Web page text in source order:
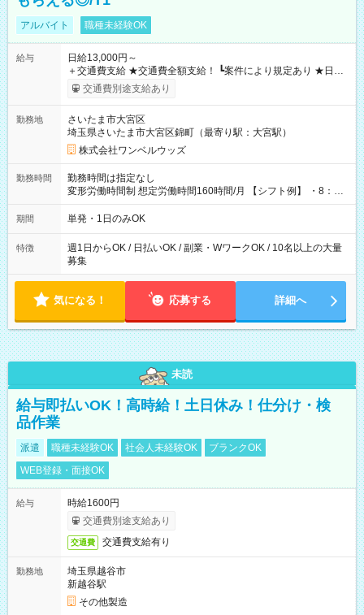
アルバイト 職種未経験OK
給与
日給13,000円～
＋交通費支給 ★交通費全額支給！ ┗案件により規定あり ★日払
いOK！（規定あり） ┗働いたその日に現金GET♪ お仕事後はコ
ンビニATMから 日払い分を引き落とせます！ 【試用期間】試
交通費別途支給あり
勤務地
さいたま市大宮区
埼玉県さいたま市大宮区錦町（最寄り駅：大宮駅）
株式会社ワンベルウッズ
勤務時間
勤務時間は指定なし
変形労働時間制 想定労働時間160時間/月 【シフト例】 ・8：00
～21：00
期間 単発・1日のみOK
特徴
週1日からOK / 日払いOK / 副業・WワークOK / 10名以上の大量
募集
気になる！ 応募する 詳細へ
未読
給与即払いOK！高時給！土日休み！仕分け・検
品作業
派遣 職種未経験OK 社会人未経験OK
ブランクOK
WEB登録・面接OK
給与
時給1600円
交通費別途支給あり
交通費 交通費支給有り
勤務地
埼玉県越谷市
新越谷駅
その他製造